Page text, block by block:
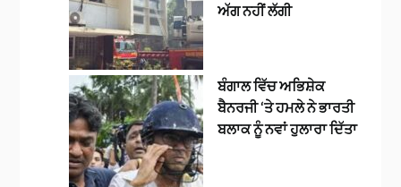
ਅੱਗ ਨਹੀਂ ਲੱਗੀ
ਬੰਗਾਲ ਵਿੱਚ ਅਭਿਸ਼ੇਕ
ਬੈਨਰਜੀ ‘ਤੇ ਹਮਲੇ ਨੇ ਭਾਰਤੀ
ਬਲਾਕ ਨੂੰ ਨਵਾਂ ਹੁਲਾਰਾ ਦਿੱਤਾ